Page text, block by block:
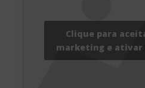
Clique para
marketing e ativar